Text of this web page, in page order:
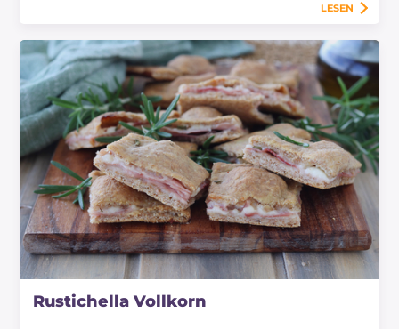
LESEN
Rustichella Vollkorn